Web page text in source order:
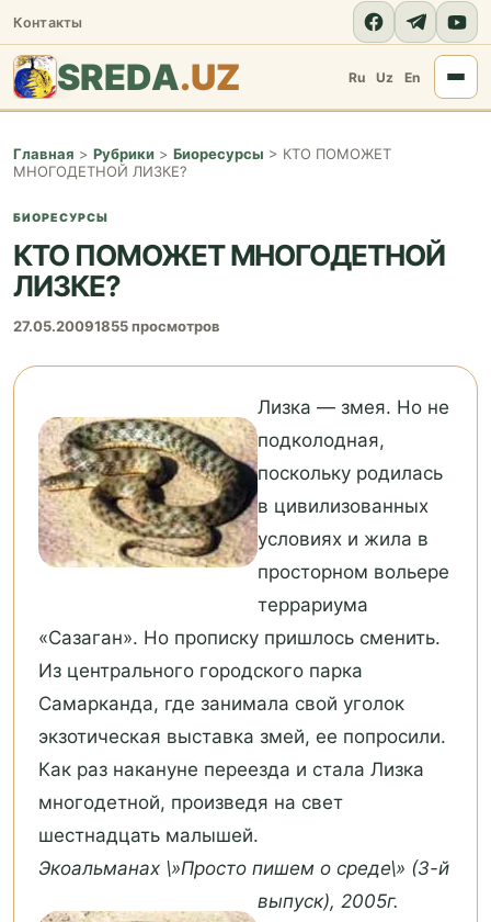
Контакты
SREDA.UZ Ru Uz En
Главная > Рубрики > Биоресурсы > КТО ПОМОЖЕТ
МНОГОДЕТНОЙ ЛИЗКЕ?
БИОРЕСУРСЫ
КТО ПОМОЖЕТ МНОГОДЕТНОЙ
ЛИЗКЕ?
27.05.20091855 просмотров
Лизка — змея. Но не
подколодная,
поскольку родилась
в цивилизованных
условиях и жила в
просторном вольере
террариума
«Сазаган». Но прописку пришлось сменить.
Из центрального городского парка
Самарканда, где занимала свой уголок
экзотическая выставка змей, ее попросили.
Как раз накануне переезда и стала Лизка
многодетной, произведя на свет
шестнадцать малышей.
Экоальманах \»Просто пишем о среде\» (3-й
выпуск), 2005г.